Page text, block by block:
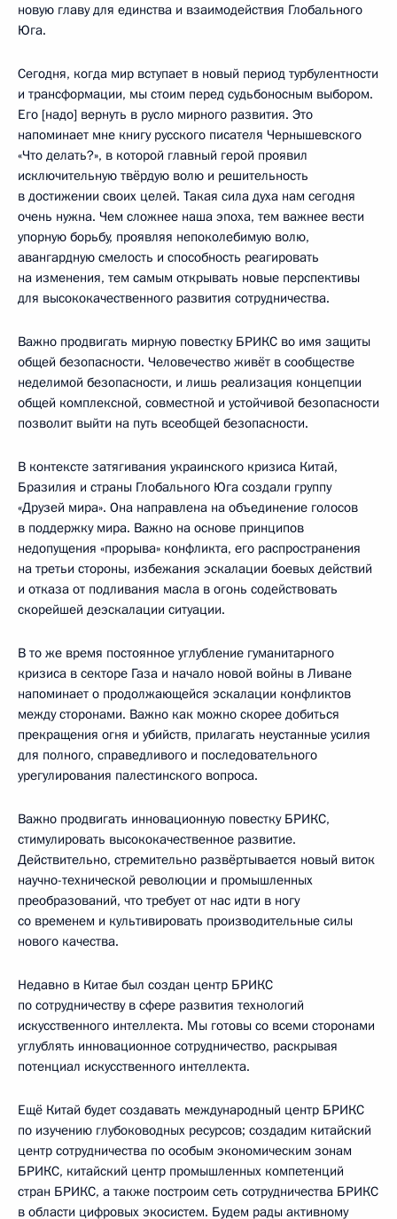
новую главу для единства и взаимодействия Глобального
Юга.
Сегодня, когда мир вступает в новый период турбулентности
и трансформации, мы стоим перед судьбоносным выбором.
Его [надо] вернуть в русло мирного развития. Это
напоминает мне книгу русского писателя Чернышевского
«Что делать?», в которой главный герой проявил
исключительную твёрдую волю и решительность
в достижении своих целей. Такая сила духа нам сегодня
очень нужна. Чем сложнее наша эпоха, тем важнее вести
упорную борьбу, проявляя непоколебимую волю,
авангардную смелость и способность реагировать
на изменения, тем самым открывать новые перспективы
для высококачественного развития сотрудничества.
Важно продвигать мирную повестку БРИКС во имя защиты
общей безопасности. Человечество живёт в сообществе
неделимой безопасности, и лишь реализация концепции
общей комплексной, совместной и устойчивой безопасности
позволит выйти на путь всеобщей безопасности.
В контексте затягивания украинского кризиса Китай,
Бразилия и страны Глобального Юга создали группу
«Друзей мира». Она направлена на объединение голосов
в поддержку мира. Важно на основе принципов
недопущения «прорыва» конфликта, его распространения
на третьи стороны, избежания эскалации боевых действий
и отказа от подливания масла в огонь содействовать
скорейшей деэскалации ситуации.
В то же время постоянное углубление гуманитарного
кризиса в секторе Газа и начало новой войны в Ливане
напоминает о продолжающейся эскалации конфликтов
между сторонами. Важно как можно скорее добиться
прекращения огня и убийств, прилагать неустанные усилия
для полного, справедливого и последовательного
урегулирования палестинского вопроса.
Важно продвигать инновационную повестку БРИКС,
стимулировать высококачественное развитие.
Действительно, стремительно развёртывается новый виток
научно-технической революции и промышленных
преобразований, что требует от нас идти в ногу
со временем и культивировать производительные силы
нового качества.
Недавно в Китае был создан центр БРИКС
по сотрудничеству в сфере развития технологий
искусственного интеллекта. Мы готовы со всеми сторонами
углублять инновационное сотрудничество, раскрывая
потенциал искусственного интеллекта.
Ещё Китай будет создавать международный центр БРИКС
по изучению глубоководных ресурсов; создадим китайский
центр сотрудничества по особым экономическим зонам
БРИКС, китайский центр промышленных компетенций
стран БРИКС, а также построим сеть сотрудничества БРИКС
в области цифровых экосистем. Будем рады активному